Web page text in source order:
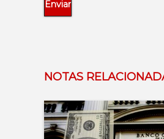
NOTAS